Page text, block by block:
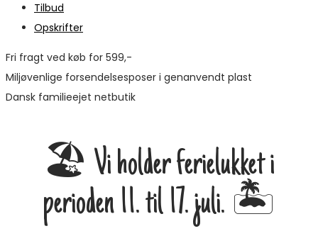
Tilbud
Opskrifter
Fri fragt ved køb for 599,-
Miljøvenlige forsendelsesposer i genanvendt plast
Dansk familieejet netbutik
🏖️ Vi holder ferielukket i
perioden 11. til 17. juli. 🏝️